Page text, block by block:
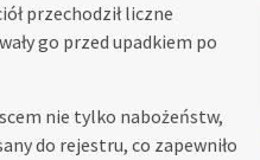
przechodził liczne
go przed upadkiem po
nie tylko nabożeństw,
do rejestru, co zapewniło